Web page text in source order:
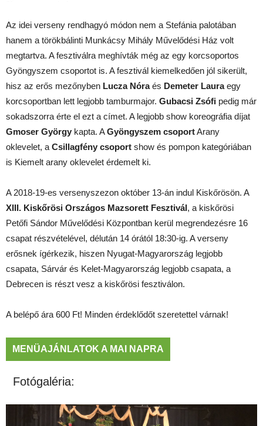
Az idei verseny rendhagyó módon nem a Stefánia palotában
hanem a törökbálinti Munkácsy Mihály Művelődési Ház volt
megtartva. A fesztiválra meghívták még az egy korcsoportos
Gyöngyszem csoportot is. A fesztivál kiemelkedően jól sikerült,
hisz az erős mezőnyben Lucza Nóraés Demeter Lauraegy
korcsoportban lett legjobb tamburmajor. Gubacsi Zsófi pedig már
sokadszorra érte el ezt a címet. A legjobb show koreográfia díjat
Gmoser György kapta. AGyöngyszem csoportArany
oklevelet, a Csillagfény csoport show és pompon kategóriában
is Kiemelt arany oklevelet érdemelt ki.
A 2018-19-es versenyszezon október 13-án indul Kiskőrösön. A
XIII. Kiskőrösi Országos Mazsorett Fesztivál, a kiskőrösi
Petőfi Sándor Művelődési Központban kerül megrendezésre 16
csapat részvételével, délután 14 órától 18:30-ig. A verseny
erősnek ígérkezik, hiszen Nyugat-Magyarország legjobb
csapata, Sárvár és Kelet-Magyarország legjobb csapata, a
Debrecen is részt vesz a kiskőrösi fesztiválon.
A belépő ára 600 Ft! Minden érdeklődőt szeretettel várnak!
MENÜAJÁNLATOK A MAI NAPRA
Fotógaléria: